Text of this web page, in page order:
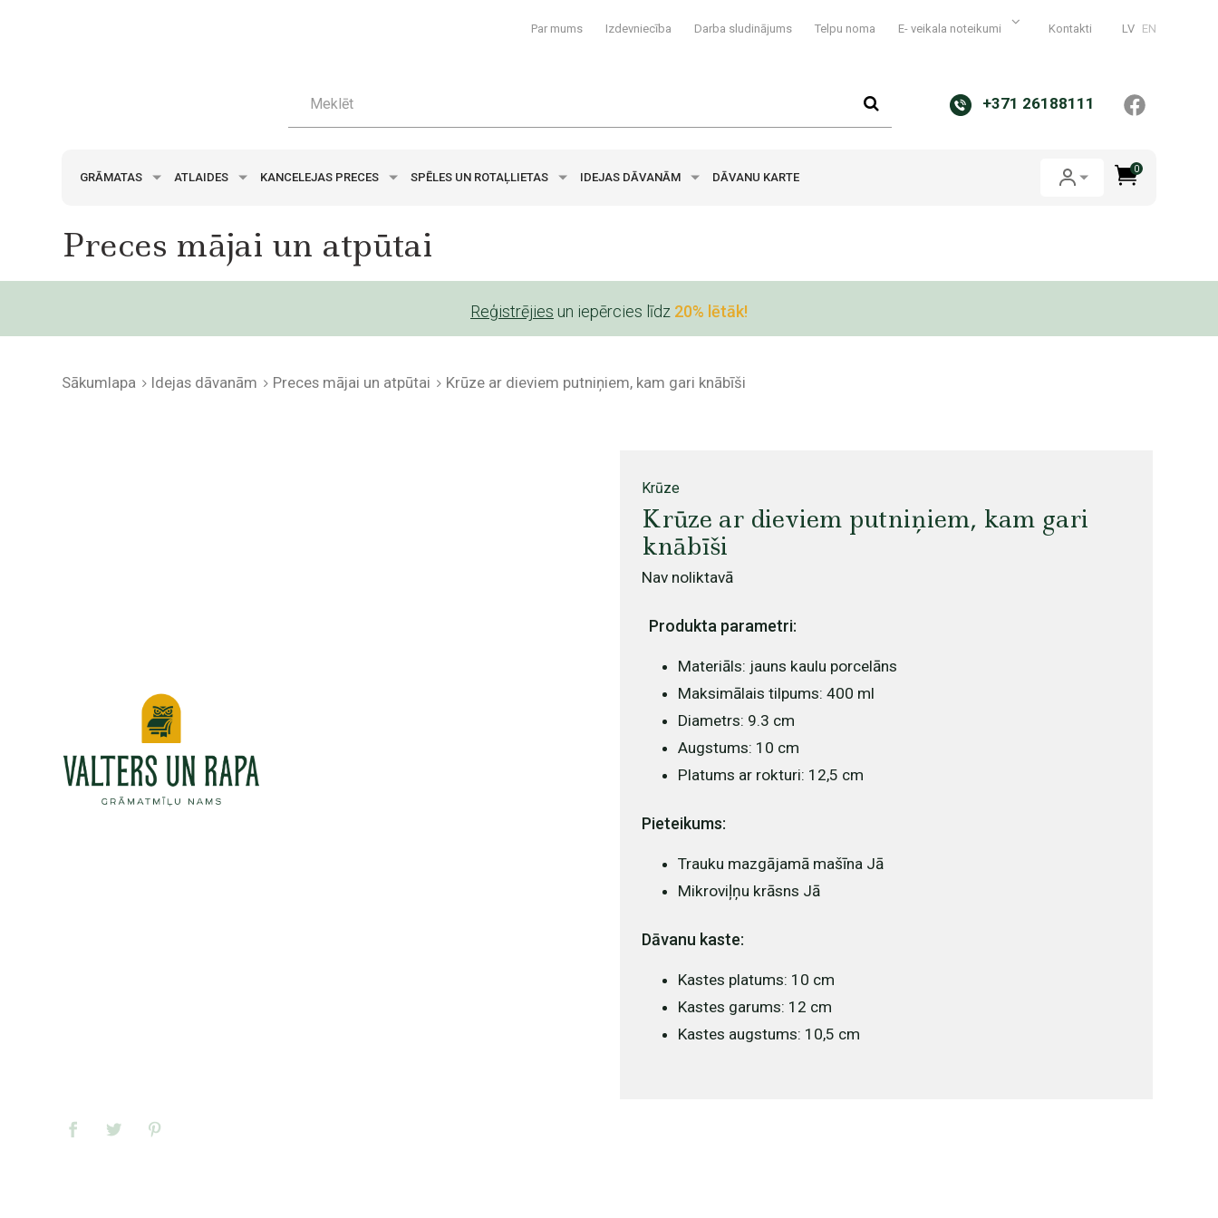
Par mums Izdevniecība Darba sludinājums Telpu noma E- veikala noteikumi Kontakti LV EN
+371 26188111
GRĀMATAS ATLAIDES KANCELEJAS PRECES SPĒLES UN ROTAĻLIETAS IDEJAS DĀVANĀM DĀVANU KARTE
0
Preces mājai un atpūtai
Reģistrējies un iepērcies līdz 20% lētāk!
Sākumlapa Idejas dāvanām Preces mājai un atpūtai Krūze ar dieviem putniņiem, kam gari knābīši
Krūze
Krūze ar dieviem putniņiem, kam gari
knābīši
Nav noliktavā
Produkta parametri:
Materiāls: jauns kaulu porcelāns
Maksimālais tilpums: 400 ml
Diametrs: 9.3 cm
Augstums: 10 cm
Platums ar rokturi: 12,5 cm
Pieteikums:
Trauku mazgājamā mašīna Jā
Mikroviļņu krāsns Jā
Dāvanu kaste:
Kastes platums: 10 cm
Kastes garums: 12 cm
Kastes augstums: 10,5 cm